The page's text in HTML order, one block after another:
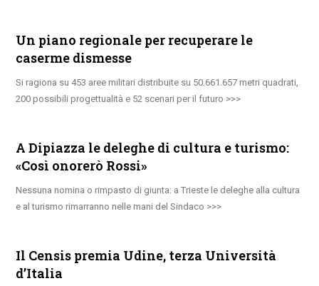
Un piano regionale per recuperare le
caserme dismesse
Si ragiona su 453 aree militari distribuite su 50.661.657 metri quadrati,
200 possibili progettualità e 52 scenari per il futuro
A Dipiazza le deleghe di cultura e turismo:
«Così onorerò Rossi»
Nessuna nomina o rimpasto di giunta: a Trieste le deleghe alla cultura
e al turismo rimarranno nelle mani del Sindaco
Il Censis premia Udine, terza Università
d’Italia